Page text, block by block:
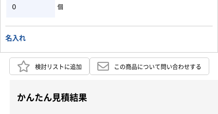
個
名入れ
検討リストに追加 この商品について問い合わせする
かんたん見積結果